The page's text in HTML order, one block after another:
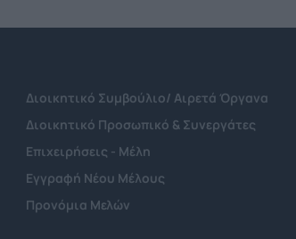
Διοικητικό Συμβούλιο/ Αιρετά Όργανα
Διοικητικό Προσωπικό & Συνεργάτες
Επιχειρήσεις - Μέλη
Εγγραφή Νέου Μέλους
Προνόμια Μελών